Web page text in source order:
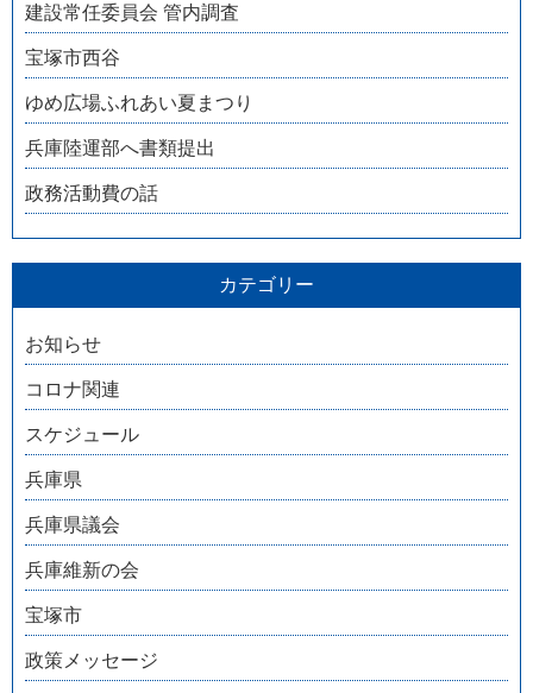
建設常任委員会 管内調査
宝塚市西谷
ゆめ広場ふれあい夏まつり
兵庫陸運部へ書類提出
政務活動費の話
カテゴリー
お知らせ
コロナ関連
スケジュール
兵庫県
兵庫県議会
兵庫維新の会
宝塚市
政策メッセージ